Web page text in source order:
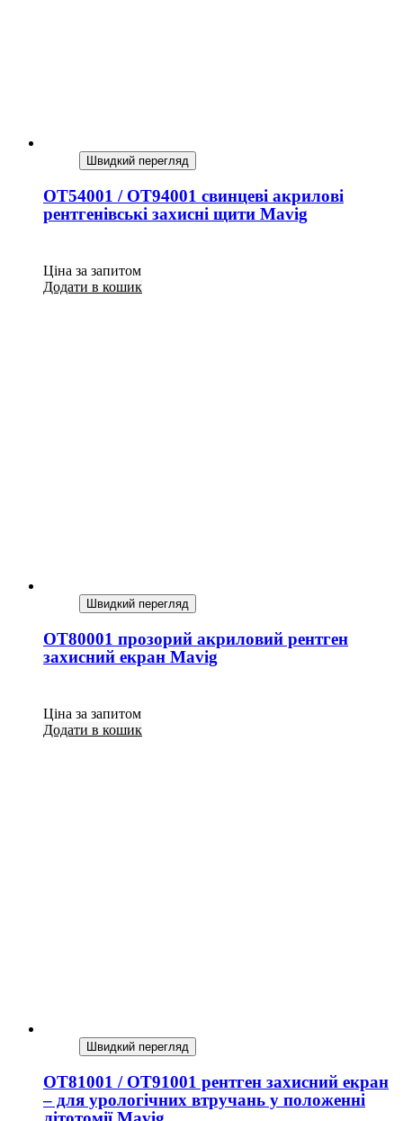
Швидкий перегляд
OT54001 / OT94001 свинцеві акрилові
рентгенівські захисні щити Mavig
Ціна за запитом
Додати в кошик
Швидкий перегляд
OT80001 прозорий акриловий рентген
захисний екран Mavig
Ціна за запитом
Додати в кошик
Швидкий перегляд
OT81001 / OT91001 рентген захисний екран
– для урологічних втручань у положенні